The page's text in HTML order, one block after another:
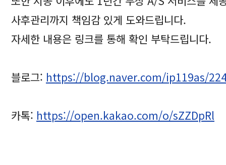
사후관리까지 책임감 있게 도와드립니다.
자세한 내용은 링크를 통해 확인 부탁드립니다.
블로그: https://blog.naver.com/ip119as/
카톡: https://open.kakao.com/o/sZZDpRl